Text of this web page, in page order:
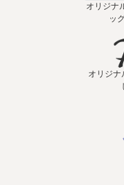
オリジナ
ッ
オリジナ